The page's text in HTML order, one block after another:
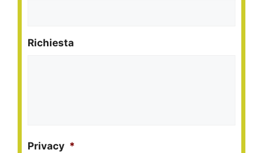
Richiesta
Privacy *